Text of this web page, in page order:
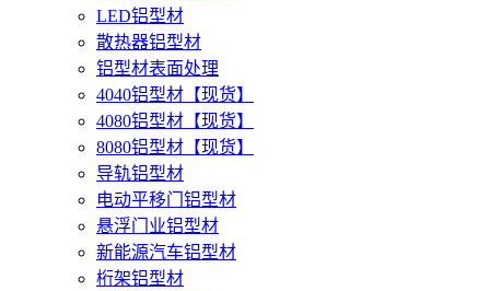
LED铝型材
散热器铝型材
铝型材表面处理
4040铝型材【现货】
4080铝型材【现货】
8080铝型材【现货】
导轨铝型材
电动平移门铝型材
悬浮门业铝型材
新能源汽车铝型材
桁架铝型材